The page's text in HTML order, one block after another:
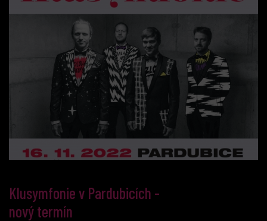
Klusymfonie v Pardubicích -
nový termín